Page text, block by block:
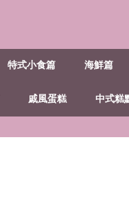
特式小食篇 海鮮篇
戚風蛋糕 中式糕